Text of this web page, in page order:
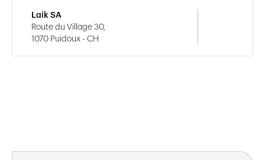
Laik SA
Route du Village 30,
1070 Puidoux - CH